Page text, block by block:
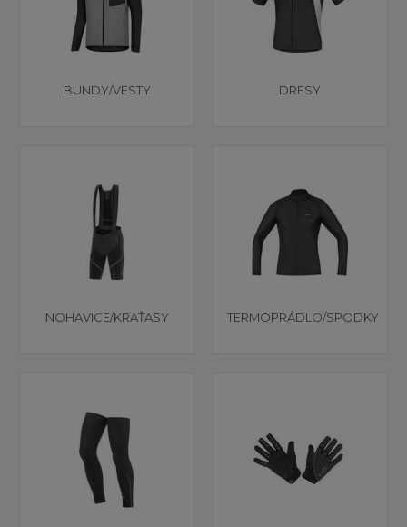
BUNDY/VESTY DRESY
NOHAVICE/KRAŤASY TERMOPRÁDLO/SPODKY